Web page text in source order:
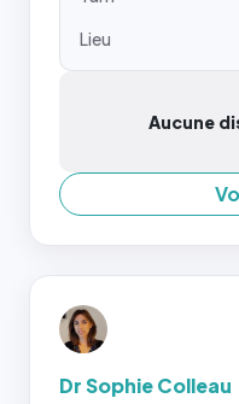
Lieu
Aucune
Dr Sophie Colleau